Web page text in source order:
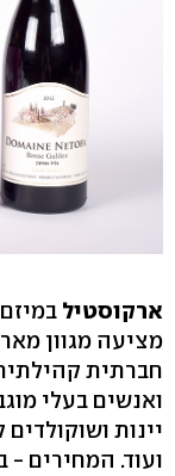
ארקוסטיל
מציעה מגוון
חברתית
ואנשים בעלי
יינות
ועוד. המחירים - בין 35-295